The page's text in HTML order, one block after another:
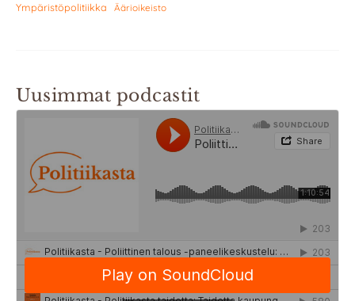
Ympäristöpolitiikka Äärioikeisto
Uusimmat podcastit